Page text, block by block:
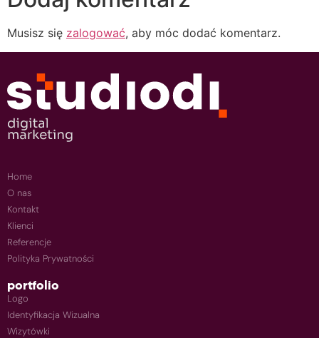
Musisz się zalogować, aby móc dodać komentarz.
Home
O nas
Kontakt
Klienci
Referencje
Polityka Prywatności
portfolio
Logo
Identyfikacja Wizualna
Wizytówki